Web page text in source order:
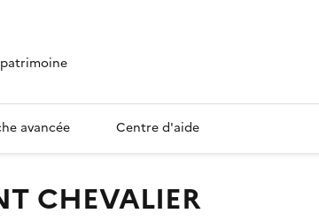
avancée Centre d'aide
CHEVALIER